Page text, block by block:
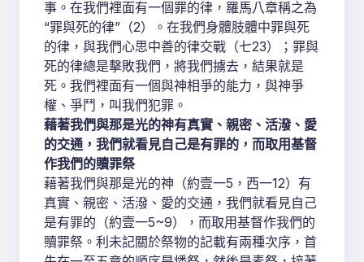
事。在我們裡面有一個罪的律，羅馬八章稱之為
“罪與死的律”（2）。在我們身體肢體中罪與死
的律，與我們心思中善的律交戰（七23）；罪與
死的律總是擊敗我們，將我們擄去，結果就是
死。我們裡面有一個與神相爭的能力，與神爭
權、爭鬥，叫我們犯罪。
藉著我們與那是光的神有真實、親密、活潑、愛
的交通，我們就看見自己是有罪的，而取用基督
作我們的贖罪祭
藉著我們與那是光的神（約壹一5，西一12）有
真實、親密、活潑、愛的交通，我們就看見自己
是有罪的（約壹一5~9），而取用基督作我們的
贖罪祭。利未記關於祭物的記載有兩種次序，首